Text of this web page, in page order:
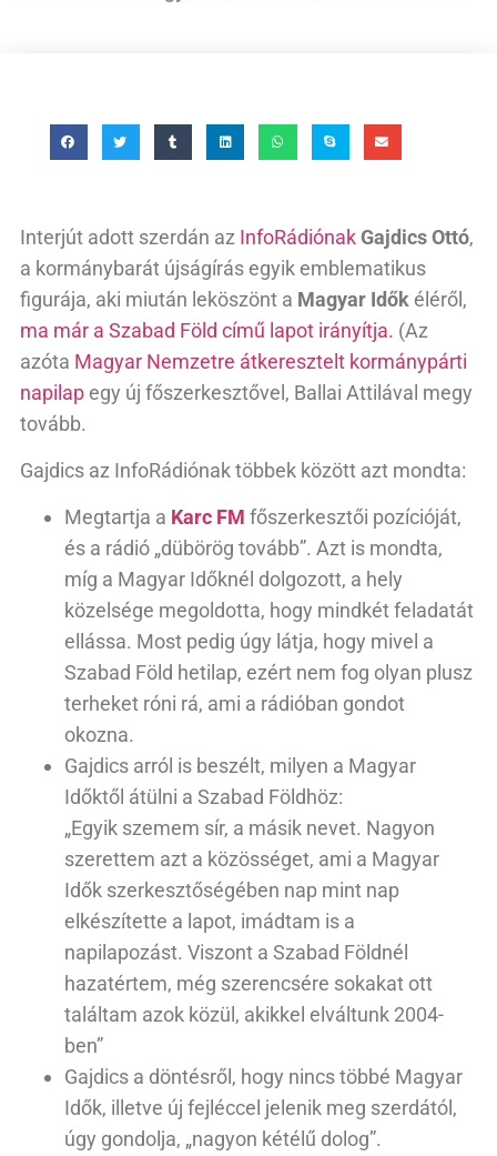
Interjút adott szerdán az InfoRádiónak Gajdics Ottó,
a kormánybarát újságírás egyik emblematikus
figurája, aki miután leköszönt a Magyar Idők éléről,
ma már a Szabad Föld című lapot irányítja. (Az
azóta Magyar Nemzetre átkeresztelt kormánypárti
napilap egy új főszerkesztővel, Ballai Attilával megy
tovább.
Gajdics az InfoRádiónak többek között azt mondta:
Megtartja a Karc FM főszerkesztői pozícióját,
és a rádió „dübörög tovább”. Azt is mondta,
míg a Magyar Időknél dolgozott, a hely
közelsége megoldotta, hogy mindkét feladatát
ellássa. Most pedig úgy látja, hogy mivel a
Szabad Föld hetilap, ezért nem fog olyan plusz
terheket róni rá, ami a rádióban gondot
okozna.
Gajdics arról is beszélt, milyen a Magyar
Időktől átülni a Szabad Földhöz:
„Egyik szemem sír, a másik nevet. Nagyon
szerettem azt a közösséget, ami a Magyar
Idők szerkesztőségében nap mint nap
elkészítette a lapot, imádtam is a
napilapozást. Viszont a Szabad Földnél
hazatértem, még szerencsére sokakat ott
találtam azok közül, akikkel elváltunk 2004-
ben”
Gajdics a döntésről, hogy nincs többé Magyar
Idők, illetve új fejléccel jelenik meg szerdától,
úgy gondolja, „nagyon kétélű dolog”.